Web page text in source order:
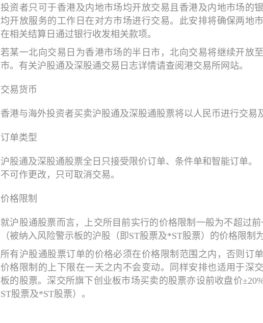
投资者只可于香港及内地市场均开放交易且香港及内地市场的
均开放服务的工作日在对方市场进行交易。此安排将确保两地
在相关结算日通过银行收发相关款项。
若某一北向交易日为香港市场的半日市，北向交易将继续开放
市。有关沪股通及深股通交易日志详情请查阅港交易所网站。
交易货币
香港与海外投资者买卖沪股通及深股通股票将以人民币进行交易
订单类型
沪股通及深股通股票全日只接受限价订单、条件单和智能订单。
不可作更改，只可取消交易。
价格限制
就沪股通股票而言，上交所目前实行的价格限制一般为不超过
（被纳入风险警示板的沪股（即ST股票及*ST股票）的价格限制为
所有沪股通股票订单的价格必须在价格限制范围之内，否则订
价格限制的上下限在一天之内不会变动。同样安排也适用于深
板的股票。深交所旗下创业板市场买卖的股票亦设前收盘价
ST股票及*ST股票）。